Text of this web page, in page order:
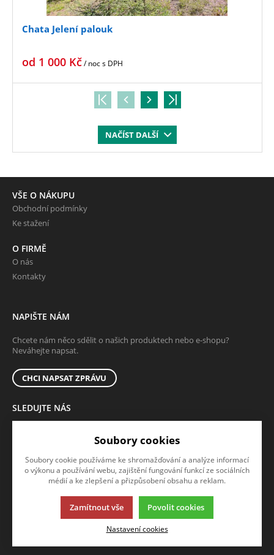
Chata Jelení palouk
od 1 000 Kč/ nocs DPH
NAČÍST DALŠÍ
VŠE O NÁKUPU
Obchodní podmínky
Ke stažení
O FIRMĚ
O nás
Kontakty
NAPIŠTE NÁM
Chcete nám něco sdělit o našich produktech nebo e-shopu?
Neváhejte napsat.
CHCI NAPSAT ZPRÁVU
SLEDUJTE NÁS
Tato stránka používá soubory cookies. Klikněte pro více informací.
© 2013-2026 Arcibiskupské lesy a statky Olomouc s.r.o.
Soubory cookies
Soubory cookie používáme ke shromažďování a analýze informací
o výkonu a používání webu, zajištění fungování funkcí ze sociálních
médií a ke zlepšení a přizpůsobení obsahu a reklam.
Zamítnout vše Povolit cookies
Nastavení cookies